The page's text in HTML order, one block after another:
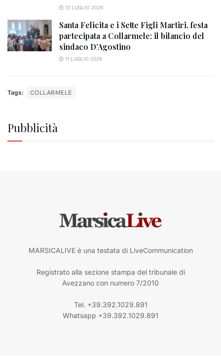
13 LUGLIO 2026
Santa Felicita e i Sette Figli Martiri, festa
partecipata a Collarmele: il bilancio del
sindaco D’Agostino
11 LUGLIO 2026
Tags: COLLARMELE
Pubblicità
MARSICALIVE è una testata di LiveCommunication
Registrato alla sezione stampa del tribunale di
Avezzano con numero 7/2010
Tel. +39.392.1029.891
Whatsapp +39.392.1029.891